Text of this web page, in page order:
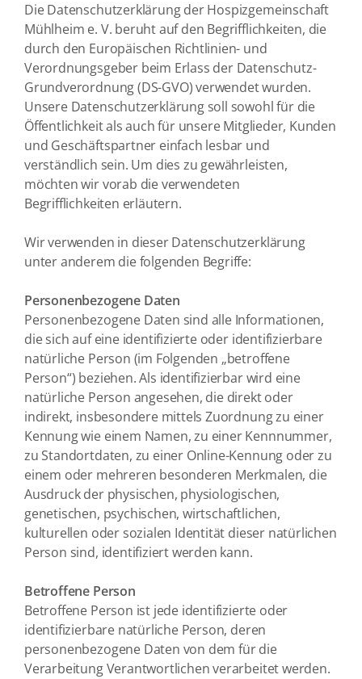
Die Datenschutzerklärung der Hospizgemeinschaft
Mühlheim e. V. beruht auf den Begrifflichkeiten, die
durch den Europäischen Richtlinien- und
Verordnungsgeber beim Erlass der Datenschutz-
Grundverordnung (DS-GVO) verwendet wurden.
Unsere Datenschutzerklärung soll sowohl für die
Öffentlichkeit als auch für unsere Mitglieder, Kunden
und Geschäftspartner einfach lesbar und
verständlich sein. Um dies zu gewährleisten,
möchten wir vorab die verwendeten
Begrifflichkeiten erläutern.
Wir verwenden in dieser Datenschutzerklärung
unter anderem die folgenden Begriffe:
Personenbezogene Daten
Personenbezogene Daten sind alle Informationen,
die sich auf eine identifizierte oder identifizierbare
natürliche Person (im Folgenden „betroffene
Person“) beziehen. Als identifizierbar wird eine
natürliche Person angesehen, die direkt oder
indirekt, insbesondere mittels Zuordnung zu einer
Kennung wie einem Namen, zu einer Kennnummer,
zu Standortdaten, zu einer Online-Kennung oder zu
einem oder mehreren besonderen Merkmalen, die
Ausdruck der physischen, physiologischen,
genetischen, psychischen, wirtschaftlichen,
kulturellen oder sozialen Identität dieser natürlichen
Person sind, identifiziert werden kann.
Betroffene Person
Betroffene Person ist jede identifizierte oder
identifizierbare natürliche Person, deren
personenbezogene Daten von dem für die
Verarbeitung Verantwortlichen verarbeitet werden.